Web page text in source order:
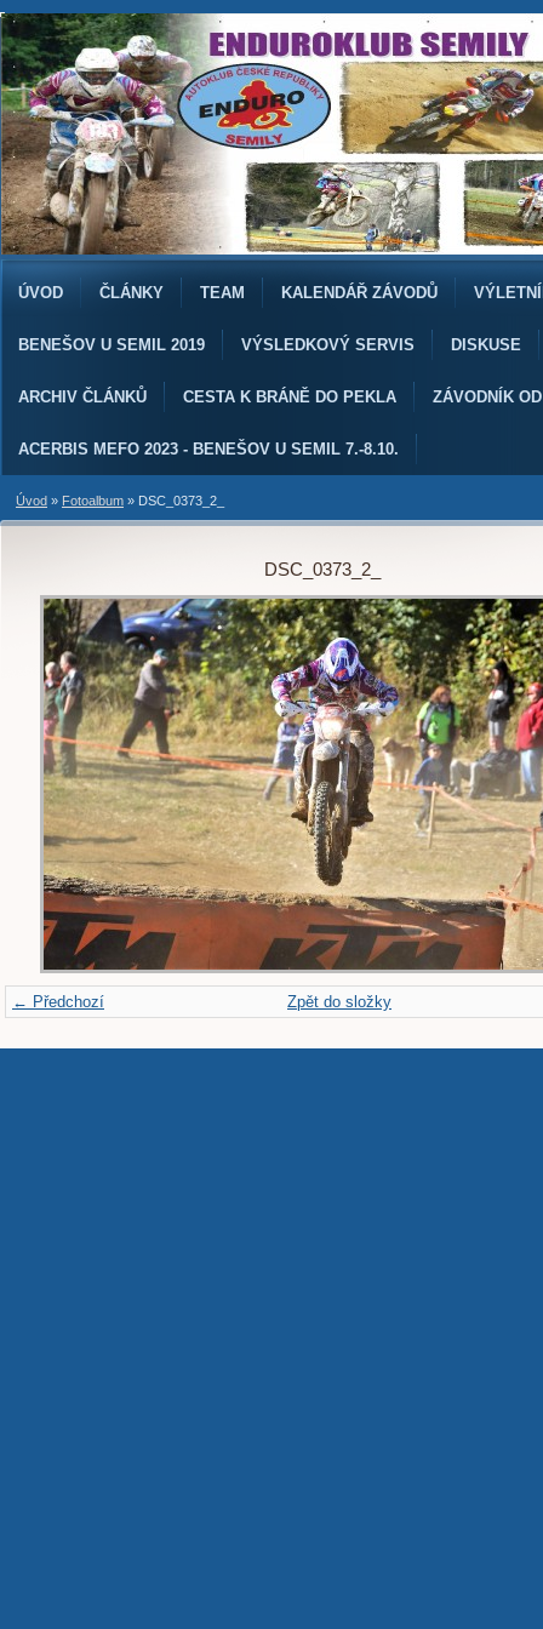
ÚVOD ČLÁNKY TEAM KALENDÁŘ ZÁVODŮ
BENEŠOV U SEMIL 2019 VÝSLEDKOVÝ SERVIS DISKUSE
ARCHIV ČLÁNKŮ CESTA K BRÁNĚ DO PEKLA ZÁVODNÍK
ACERBIS MEFO 2023 - BENEŠOV U SEMIL 7.-8.10.
Úvod » Fotoalbum » DSC_0373_2_
DSC_0373_2_
← Předchozí Zpět do složky